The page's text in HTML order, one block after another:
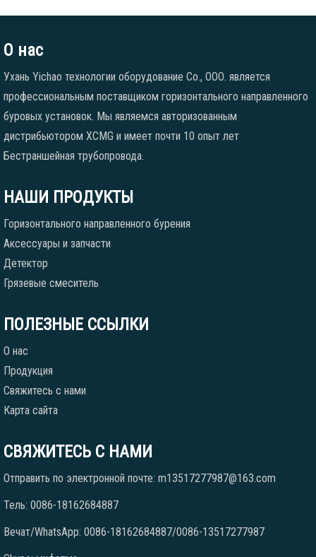
О нас
Ухань Yichao технологии оборудование Co., ООО. является
профессиональным поставщиком горизонтального направленного
буровых установок. Мы являемся авторизованным
дистрибьютором XCMG и имеет почти 10 опыт лет
Бестраншейная трубопровода.
НАШИ ПРОДУКТЫ
Горизонтального направленного бурения
Аксессуары и запчасти
Детектор
Грязевые смеситель
ПОЛЕЗНЫЕ ССЫЛКИ
О нас
Продукция
Свяжитесь с нами
Карта сайта
СВЯЖИТЕСЬ С НАМИ
Отправить по электронной почте: m13517277987@163.com
Тель: 0086-18162684887
Вечат/WhatsApp: 0086-18162684887/0086-13517277987